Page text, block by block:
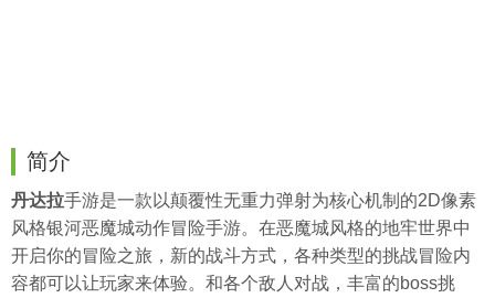
简介
丹达拉手游是一款以颠覆性无重力弹射为核心机制的2D像素
风格银河恶魔城动作冒险手游。在恶魔城风格的地牢世界中
开启你的冒险之旅，新的战斗方式，各种类型的挑战冒险内
容都可以让玩家来体验。和各个敌人对战，丰富的boss挑